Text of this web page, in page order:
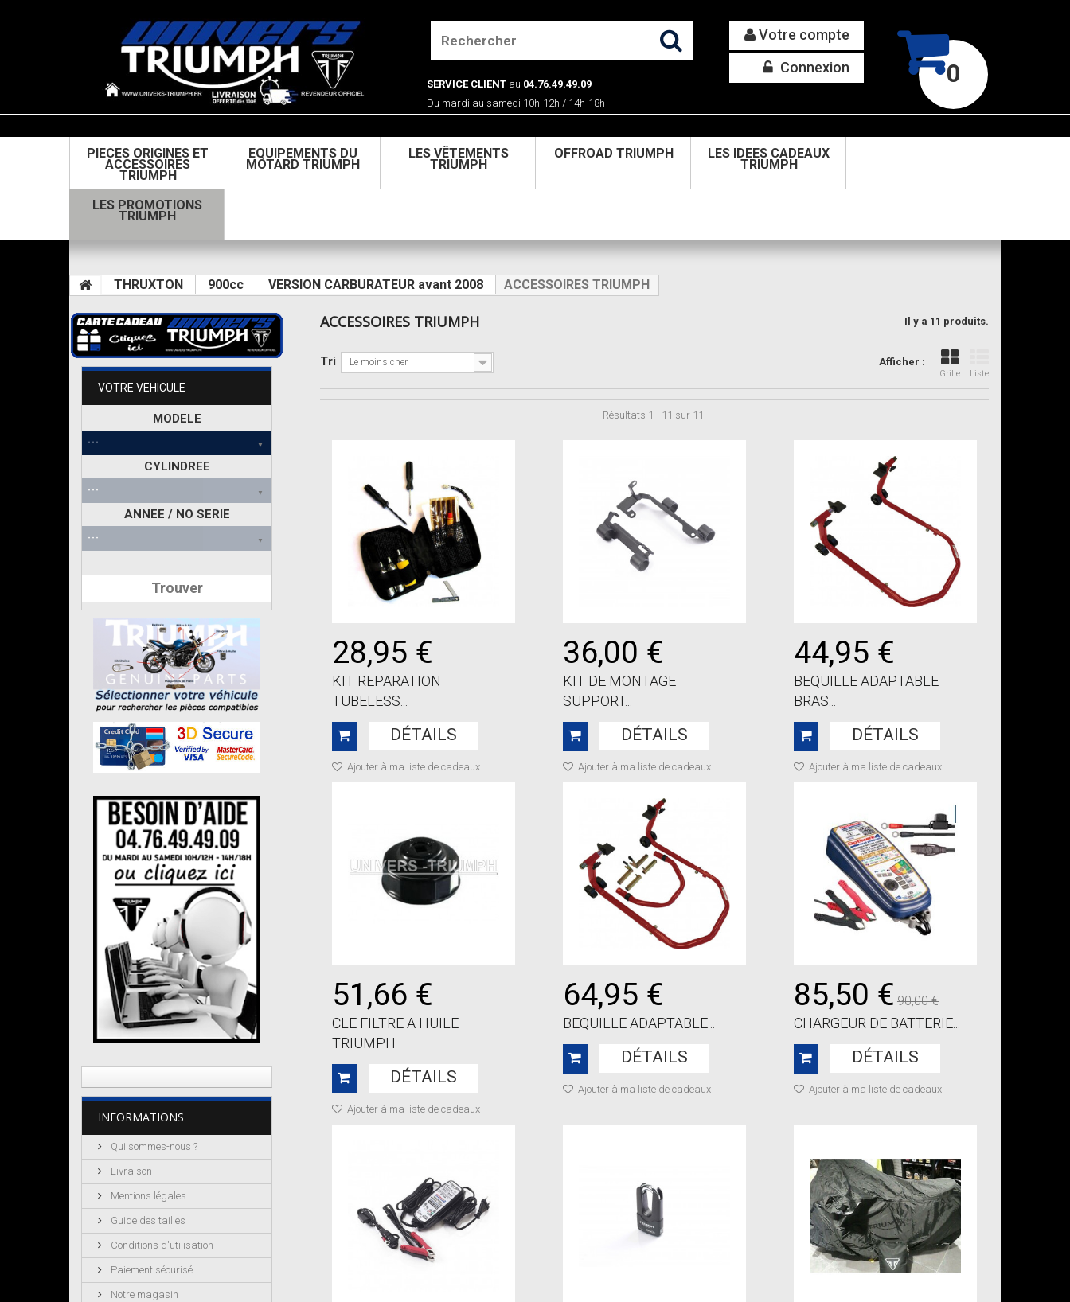
0
Votre compte
Connexion
SERVICE CLIENT au 04.76.49.49.09
Du mardi au samedi 10h-12h / 14h-18h
PIECES ORIGINES ET
ACCESSOIRES
TRIUMPH
EQUIPEMENTS DU
MOTARD TRIUMPH
LES VÊTEMENTS
TRIUMPH
OFFROAD TRIUMPH LES IDEES CADEAUX
TRIUMPH
LES PROMOTIONS
TRIUMPH
THRUXTON 900cc VERSION CARBURATEUR avant 2008 ACCESSOIRES TRIUMPH
VOTRE VEHICULE
MODELE
CYLINDREE
ANNEE / NO SERIE
Trouver
INFORMATIONS
Qui sommes-nous ?
Livraison
Mentions légales
Guide des tailles
Conditions d'utilisation
Paiement sécurisé
Notre magasin
ACCESSOIRES TRIUMPH Il y a 11 produits.
Afficher :
Grille Liste
Tri Le moins cher
Résultats 1 - 11 sur 11.
28,95 €
KIT REPARATION
TUBELESS...
DÉTAILS
Ajouter à ma liste de cadeaux
36,00 €
KIT DE MONTAGE
SUPPORT...
DÉTAILS
Ajouter à ma liste de cadeaux
44,95 €
BEQUILLE ADAPTABLE
BRAS...
DÉTAILS
Ajouter à ma liste de cadeaux
51,66 €
CLE FILTRE A HUILE
TRIUMPH
DÉTAILS
Ajouter à ma liste de cadeaux
64,95 €
BEQUILLE ADAPTABLE...
DÉTAILS
Ajouter à ma liste de cadeaux
85,50 € 90,00 €
CHARGEUR DE BATTERIE...
DÉTAILS
Ajouter à ma liste de cadeaux